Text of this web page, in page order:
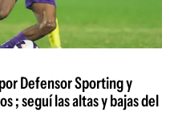
Defensor Sporting y
; seguí las altas y bajas del